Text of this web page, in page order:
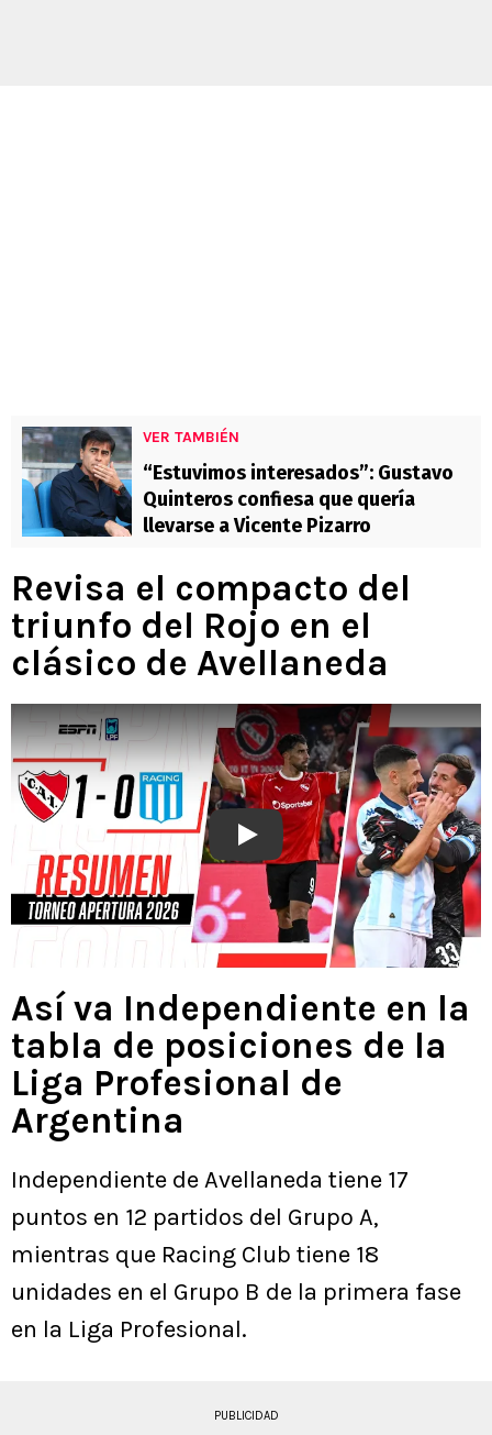
VER TAMBIÉN
“Estuvimos interesados”: Gustavo
Quinteros confiesa que quería
llevarse a Vicente Pizarro
Revisa el compacto del
triunfo del Rojo en el
clásico de Avellaneda
Play
Así va Independiente en la
tabla de posiciones de la
Liga Profesional de
Argentina
Independiente de Avellaneda tiene 17
puntos en 12 partidos del Grupo A,
mientras que Racing Club tiene 18
unidades en el Grupo B de la primera fase
en la Liga Profesional.
PUBLICIDAD